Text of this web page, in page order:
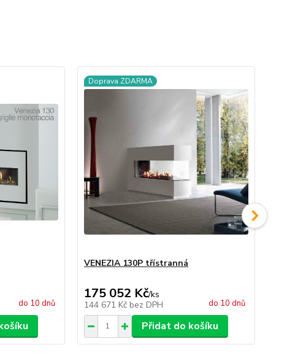
do 10 dnů
Doprava ZDARMA
VENEZIA 130P třístranná
175 052 Kč/ks
144 671 Kč bez DPH do 10 dnů
Přidat do košíku